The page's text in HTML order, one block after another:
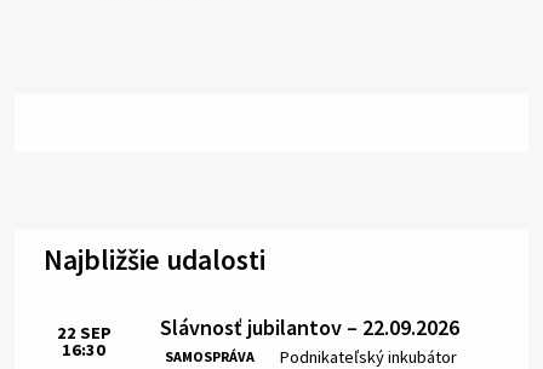
Najbližšie udalosti
Slávnosť jubilantov – 22.09.2026
SAMOSPRÁVA Miesto:
Podnikateľský inkubátor
Čas:
22 SEP
16:30